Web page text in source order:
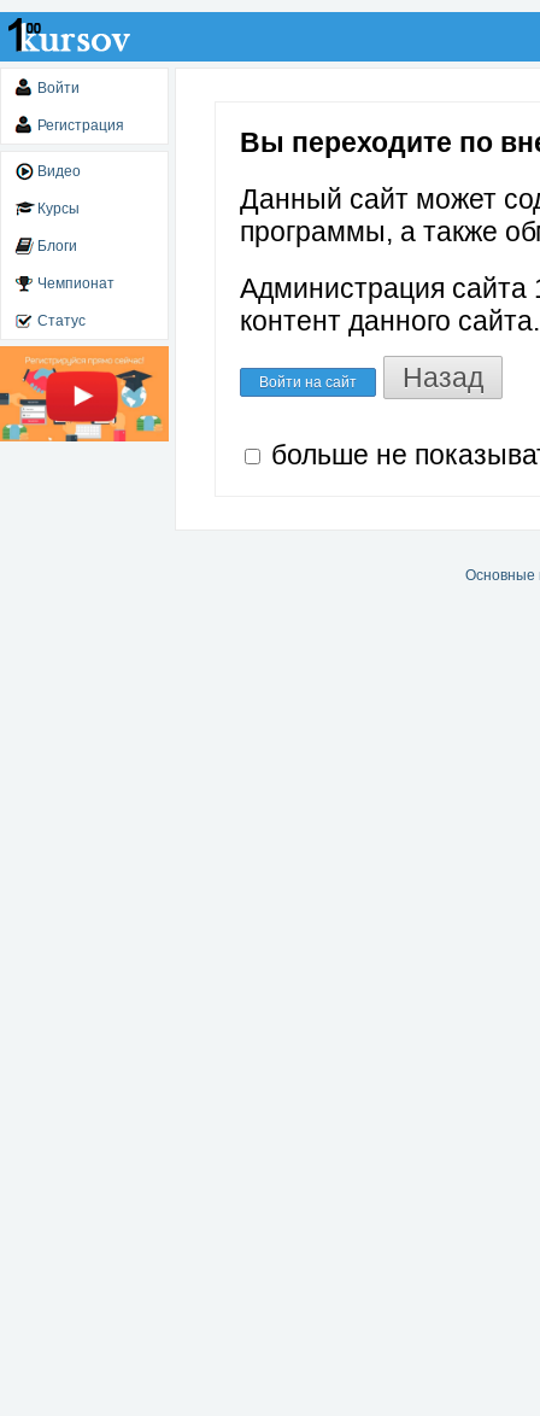
Войти
Регистрация
Видео
Курсы
Блоги
Чемпионат
Статус
Вы переходите по
Данный сайт может
программы, а также
Администрация сайта
контент данного сайта.
Войти на сайт Назад
больше не
Основные